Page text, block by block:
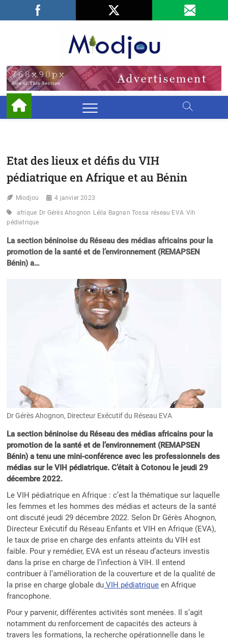
Facebook
LinkedIn
Etat des lieux et défis du VIH
pédiatrique en Afrique et au Bénin
Miodjou 4 janvier 2023
afrique Dr Gérès Ahognon Léila Bagnan Tossa réseau EVA Vih
pédiatrique
La section béninoise du Réseau des médias africains pour la
promotion de la santé et de l’environnement (REMAPSEN
Bénin) a…
Dr Gérès Ahognon, Directeur Exécutif du Réseau EVA
La section béninoise du Réseau des médias africains pour la
promotion de la santé et de l’environnement (REMAPSEN
Bénin) a tenu une mini-conférence avec les professionnels des
médias sur le VIH pédiatrique. C’était à Cotonou le jeudi 29
décembre 2022.
Le VIH pédiatrique en Afrique : c’est la thématique sur laquelle
les femmes et les hommes des médias et acteurs de la santé
ont discuté jeudi 29 décembre 2022. Selon Dr Gérès Ahognon,
Directeur Exécutif du Réseau Enfants et VIH en Afrique (EVA),
le taux de prise en charge des enfants atteints du VIH est
faible. Pour y remédier, EVA est un réseau d’acteurs investis
dans la prise en charge de l’infection à VIH. Il entend
contribuer à l’amélioration de la couverture et de la qualité de
la prise en charge globale du VIH pédiatrique en Afrique
francophone.
Pour y parvenir, différentes activités sont menées. Il s’agit
notamment du renforcement de capacités des acteurs à
travers les formations, la recherche opérationnelle dans le